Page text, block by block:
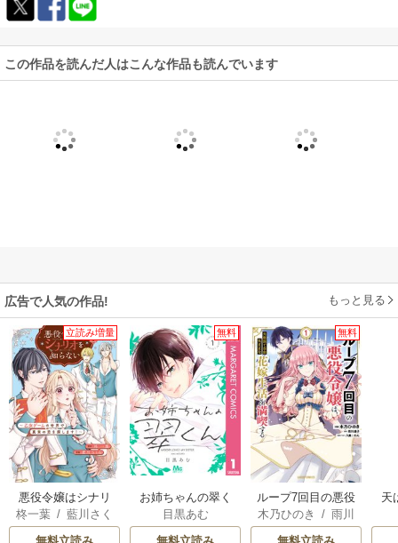
この作品を読んだ人はこんな作品も読んでいます
広告で人気の作品! もっと見る
立読み増量
悪役令嬢はシナリ
オを知らない ～乙
女ゲームの世界で
柊一葉 /藍川さく
ら
無料
お姉ちゃんの翠く
ん
目黒あむ
無料
ループ7回目の悪役
令嬢は、元敵国で
自由気ままな花嫁
木乃ひのき /雨川
透子/八美☆わん
天